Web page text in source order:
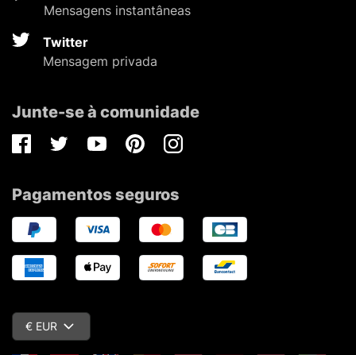
Mensagens instantâneas
Twitter
Mensagem privada
Junte-se à comunidade
FacebookTwitterYoutubePinterestInstagram
Pagamentos seguros
€ EUR